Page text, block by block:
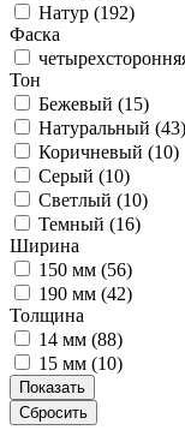
Натур (192)
Фаска
Тон
Бежевый (15)
Натуральный (43)
Коричневый (10)
Серый (10)
Светлый (10)
Темный (16)
Ширина
150 мм (56)
190 мм (42)
Толщина
14 мм (88)
15 мм (10)
Показать
Сбросить